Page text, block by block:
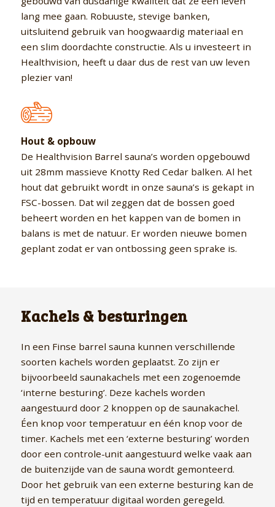
lang mee gaan. Robuuste, stevige banken,
uitsluitend gebruik van hoogwaardig materiaal en
een slim doordachte constructie. Als u investeert in
Healthvision, heeft u daar dus de rest van uw leven
plezier van!
Hout & opbouw
De Healthvision Barrel sauna’s worden opgebouwd
uit 28mm massieve Knotty Red Cedar balken. Al het
hout dat gebruikt wordt in onze sauna’s is gekapt in
FSC-bossen. Dat wil zeggen dat de bossen goed
beheert worden en het kappen van de bomen in
balans is met de natuur. Er worden nieuwe bomen
geplant zodat er van ontbossing geen sprake is.
Kachels & besturingen
In een Finse barrel sauna kunnen verschillende
soorten kachels worden geplaatst. Zo zijn er
bijvoorbeeld saunakachels met een zogenoemde
‘interne besturing’. Deze kachels worden
aangestuurd door 2 knoppen op de saunakachel.
Éen knop voor temperatuur en één knop voor de
timer. Kachels met een ‘externe besturing’ worden
door een controle-unit aangestuurd welke vaak aan
de buitenzijde van de sauna wordt gemonteerd.
Door het gebruik van een externe besturing kan de
tijd en temperatuur digitaal worden geregeld.